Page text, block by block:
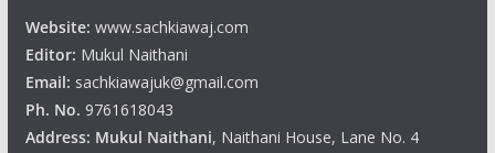
Website: www.sachkiawaj.com
Editor: Mukul Naithani
Email: sachkiawajuk@gmail.com
Ph. No. 9761618043
Address: Mukul Naithani, Naithani House, Lane No. 4